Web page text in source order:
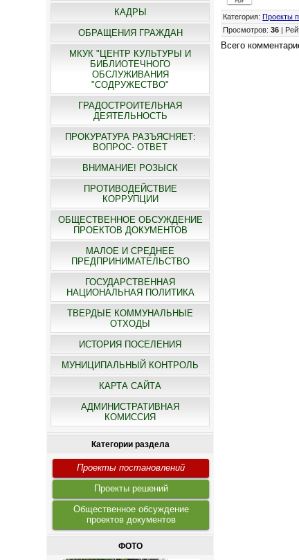
КАДРЫ
ОБРАЩЕНИЯ ГРАЖДАН
МКУК "ЦЕНТР КУЛЬТУРЫ И
БИБЛИОТЕЧНОГО
ОБСЛУЖИВАНИЯ
"СОДРУЖЕСТВО"
ГРАДОСТРОИТЕЛЬНАЯ
ДЕЯТЕЛЬНОСТЬ
ПРОКУРАТУРА РАЗЪЯСНЯЕТ:
ВОПРОС- ОТВЕТ
ВНИМАНИЕ! РОЗЫСК
ПРОТИВОДЕЙСТВИЕ
КОРРУПЦИИ
ОБЩЕСТВЕННОЕ ОБСУЖДЕНИЕ
ПРОЕКТОВ ДОКУМЕНТОВ
МАЛОЕ И СРЕДНЕЕ
ПРЕДПРИНИМАТЕЛЬСТВО
ГОСУДАРСТВЕННАЯ
НАЦИОНАЛЬНАЯ ПОЛИТИКА
ТВЕРДЫЕ КОММУНАЛЬНЫЕ
ОТХОДЫ
ИСТОРИЯ ПОСЕЛЕНИЯ
МУНИЦИПАЛЬНЫЙ КОНТРОЛЬ
КАРТА САЙТА
АДМИНИСТРАТИВНАЯ
КОМИССИЯ
Категории раздела
Проекты постановлений
Проекты решений
Общественное обсуждение
проектов документов
ФОТО
Категория: Проекты
Просмотров:36
Всего